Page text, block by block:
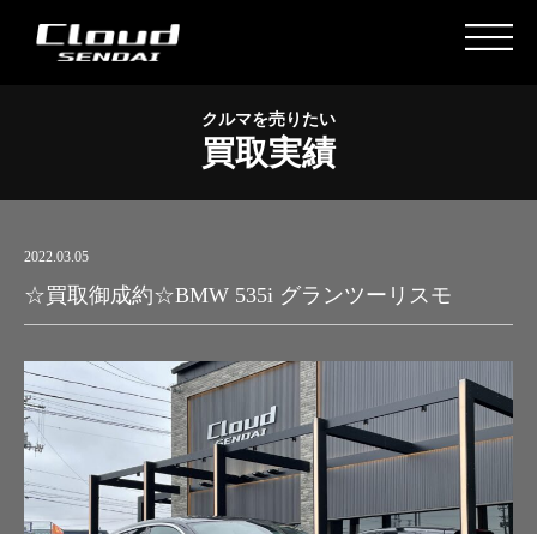
クルマを売りたい
買取実績
2022.03.05
☆買取御成約☆BMW 535i グランツーリスモ